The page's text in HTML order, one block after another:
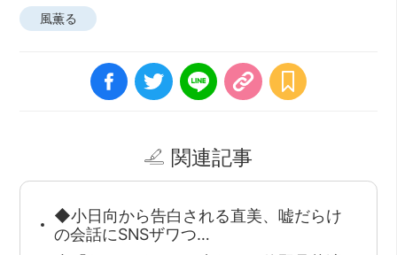
風薫る
関連記事
◆小日向から告白される直美、嘘だらけ
の会話にSNSザワつ…